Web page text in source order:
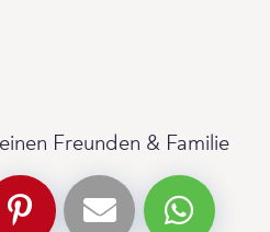
Freunden & Familie